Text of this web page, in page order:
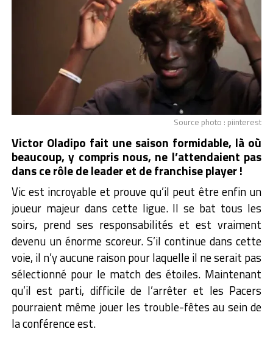
Source photo : piinterest
Victor Oladipo fait une saison formidable, là où
beaucoup, y compris nous, ne l’attendaient pas
dans ce rôle de leader et de franchise player !
Vic est incroyable et prouve qu’il peut être enfin un
joueur majeur dans cette ligue. Il se bat tous les
soirs, prend ses responsabilités et est vraiment
devenu un énorme scoreur. S’il continue dans cette
voie, il n’y aucune raison pour laquelle il ne serait pas
sélectionné pour le match des étoiles. Maintenant
qu’il est parti, difficile de l’arrêter et les Pacers
pourraient même jouer les trouble-fêtes au sein de
la conférence est.